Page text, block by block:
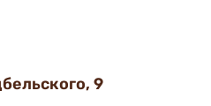
9